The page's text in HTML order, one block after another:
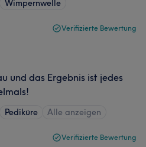
Wimpernwelle
Verifizierte Bewertung
und das Ergebnis ist jedes
Pediküre Alle anzeigen
Verifizierte Bewertung